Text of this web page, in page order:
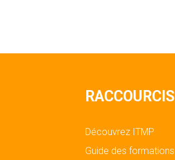
RACCOURCIS
Découvrez ITMP
Guide des formations